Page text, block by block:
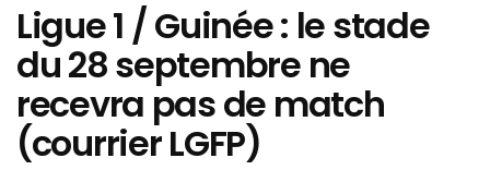
Ligue 1 / Guinée : le stade
du 28 septembre ne
recevra pas de match
(courrier LGFP)